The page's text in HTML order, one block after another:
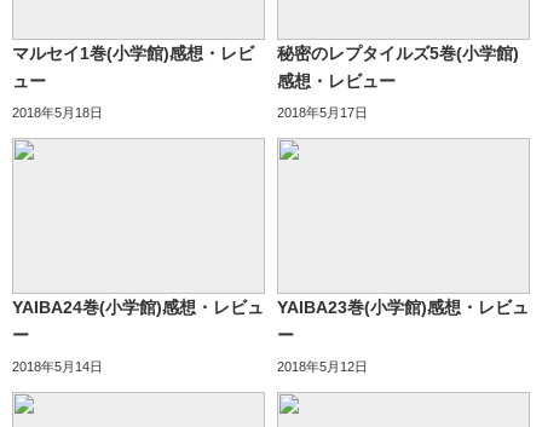
マルセイ1巻(小学館)感想・レビ
ュー
2018年5月18日
秘密のレプタイルズ5巻(小学館)
感想・レビュー
2018年5月17日
YAIBA24巻(小学館)感想・レビュ
ー
2018年5月14日
YAIBA23巻(小学館)感想・レビュ
ー
2018年5月12日